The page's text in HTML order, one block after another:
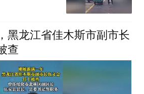
黑龙江省佳木斯市副市长
查